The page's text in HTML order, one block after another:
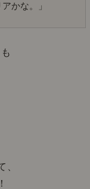
かな。」
、